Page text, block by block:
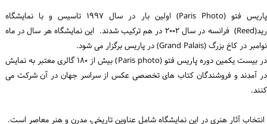
پاریس فتو (Paris Photo) اولین بار در سال ۱۹۹۷ تاسیس و با نمایشگاه
رید(Reed) فرانسه در سال ۲۰۰۲ در هم ترکیب شدند. این نمایشگاه هر سال در ماه
نوامبر در کاخ بزرگ (Grand Palais) در پاریس برگزار می شود.
در بیست یکمین دوره پاریس فتو (Paris photo) بیش از ۱۸۰ گالری معتبر به نمایش
در آمدند و فروشندگان کتاب های تخصصی عکس از سراسر جهان در آن شرکت می
کنند.
انتخاب آثار هنری در این نمایشگاه شامل عناوین تاریخی، مدرن و هنر معاصر است.